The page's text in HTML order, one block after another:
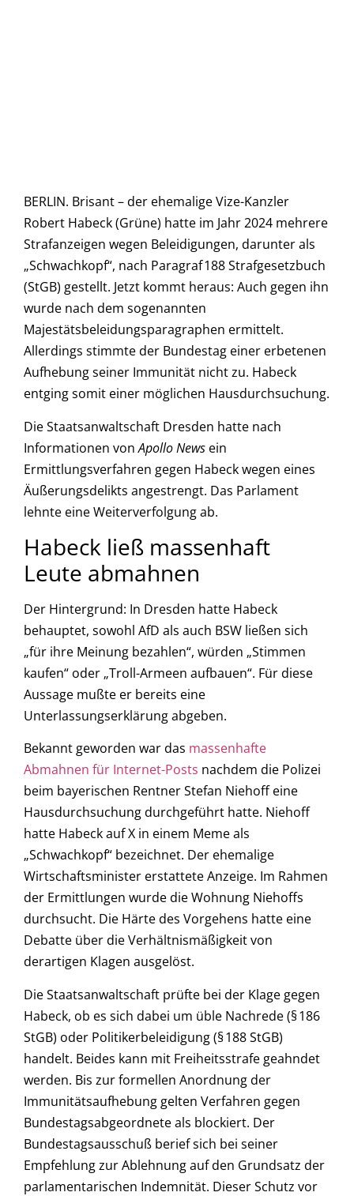
BERLIN. Brisant – der ehemalige Vize-Kanzler
Robert Habeck (Grüne) hatte im Jahr 2024 mehrere
Strafanzeigen wegen Beleidigungen, darunter als
„Schwachkopf“, nach Paragraf 188 Strafgesetzbuch
(StGB) gestellt. Jetzt kommt heraus: Auch gegen ihn
wurde nach dem sogenannten
Majestätsbeleidungsparagraphen ermittelt.
Allerdings stimmte der Bundestag einer erbetenen
Aufhebung seiner Immunität nicht zu. Habeck
entging somit einer möglichen Hausdurchsuchung.
Die Staatsanwaltschaft Dresden hatte nach
Informationen vonApollo News ein
Ermittlungsverfahren gegen Habeck wegen eines
Äußerungsdelikts angestrengt. Das Parlament
lehnte eine Weiterverfolgung ab.
Habeck ließ massenhaft
Leute abmahnen
Der Hintergrund: In Dresden hatte Habeck
behauptet, sowohl AfD als auch BSW ließen sich
„für ihre Meinung bezahlen“, würden „Stimmen
kaufen“ oder „Troll-Armeen aufbauen“. Für diese
Aussage mußte er bereits eine
Unterlassungserklärung abgeben.
Bekannt geworden war das massenhafte
Abmahnen für Internet-Posts nachdem die Polizei
beim bayerischen Rentner Stefan Niehoff eine
Hausdurchsuchung durchgeführt hatte. Niehoff
hatte Habeck auf X in einem Meme als
„Schwachkopf“ bezeichnet. Der ehemalige
Wirtschaftsminister erstattete Anzeige. Im Rahmen
der Ermittlungen wurde die Wohnung Niehoffs
durchsucht. Die Härte des Vorgehens hatte eine
Debatte über die Verhältnismäßigkeit von
derartigen Klagen ausgelöst.
Die Staatsanwaltschaft prüfte bei der Klage gegen
Habeck, ob es sich dabei um üble Nachrede (§ 186
StGB) oder Politikerbeleidigung (§ 188 StGB)
handelt. Beides kann mit Freiheitsstrafe geahndet
werden. Bis zur formellen Anordnung der
Immunitätsaufhebung gelten Verfahren gegen
Bundestagsabgeordnete als blockiert. Der
Bundestagsausschuß berief sich bei seiner
Empfehlung zur Ablehnung auf den Grundsatz der
parlamentarischen Indemnität. Dieser Schutz vor